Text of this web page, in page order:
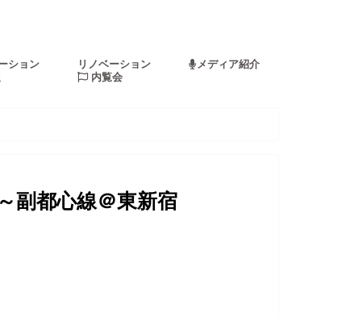
ション
リノベーション
内覧会
メディア紹介
副都心線＠東新宿